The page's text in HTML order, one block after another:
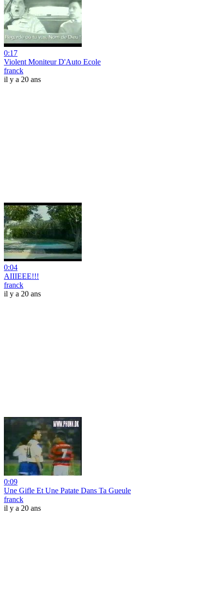
0:17
Violent Moniteur D'Auto Ecole
franck
il y a 20 ans
0:04
AIIIEEE!!!
franck
il y a 20 ans
0:09
Une Gifle Et Une Patate Dans Ta Gueule
franck
il y a 20 ans